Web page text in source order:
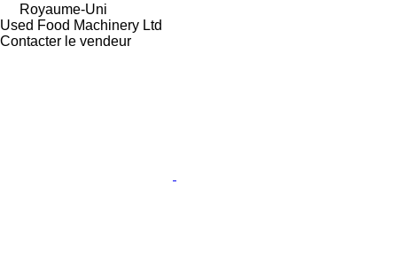
Royaume-Uni
Used Food Machinery Ltd
Contacter le vendeur